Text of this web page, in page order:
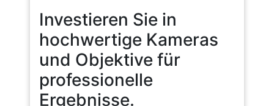
Investieren Sie in
hochwertige Kameras
und Objektive für
professionelle
Ergebnisse.